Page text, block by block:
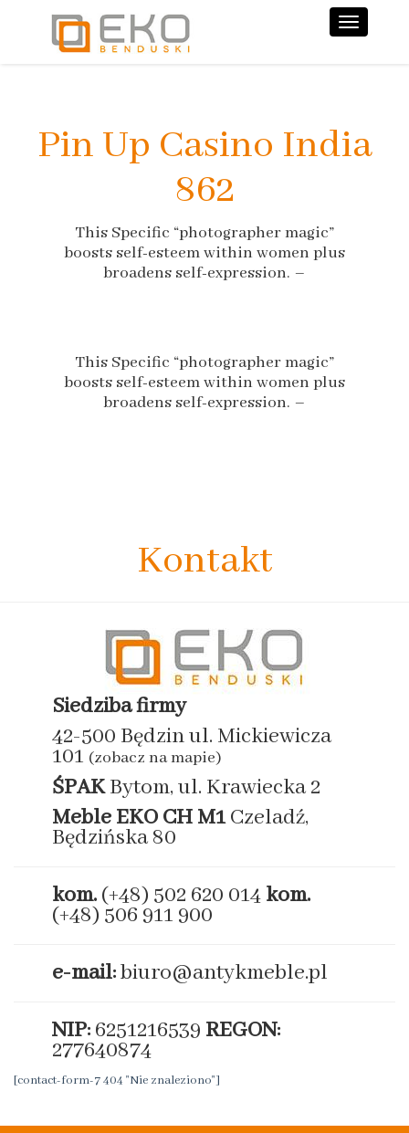
Pin Up Casino India
862
This Specific “photographer magic”
boosts self-esteem within women plus
broadens self-expression. –
This Specific “photographer magic”
boosts self-esteem within women plus
broadens self-expression. –
Kontakt
Siedziba firmy
42-500 Będzin ul. Mickiewicza
101 (zobacz na mapie)
ŚPAKBytom, ul. Krawiecka 2
Meble EKO CH M1Czeladź,
Będzińska 80
kom. (+48) 502 620 014 kom.
(+48) 506 911 900
e-mail:biuro@antykmeble.pl
NIP: 6251216539 REGON:
277640874
[contact-form-7 404 "Nie znaleziono"]